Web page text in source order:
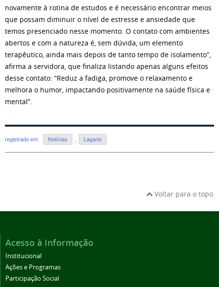
novamente à rotina de estudos e é necessário encontrar meios
que possam diminuir o nível de estresse e ansiedade que
temos presenciado nesse momento. O contato com ambientes
abertos e com a natureza é, sem dúvida, um elemento
terapêutico, ainda mais depois de tanto tempo de isolamento”,
afirma a servidora, que finaliza listando apenas alguns efeitos
desse contato: “Reduz a fadiga, promove o relaxamento e
melhora o humor, impactando positivamente na saúde física e
mental”.
registrado em: Notícias Lagarto
Voltar para o topo
Acesso à Informação
Institucional
Ações e Programas
Participação Social